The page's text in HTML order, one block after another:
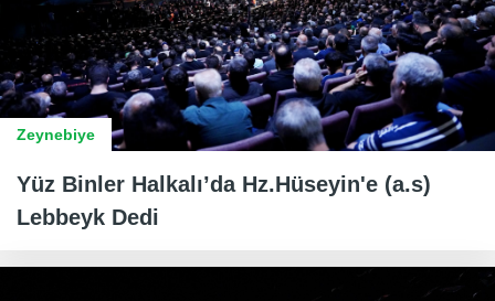
Zeynebiye
Yüz Binler Halkalı’da Hz.Hüseyin'e (a.s)
Lebbeyk Dedi